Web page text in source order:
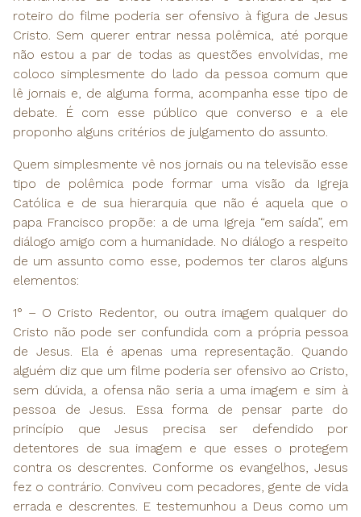
roteiro do filme poderia ser ofensivo à figura de Jesus
Cristo. Sem querer entrar nessa polêmica, até porque
não estou a par de todas as questões envolvidas, me
coloco simplesmente do lado da pessoa comum que
lê jornais e, de alguma forma, acompanha esse tipo de
debate. É com esse público que converso e a ele
proponho alguns critérios de julgamento do assunto.
Quem simplesmente vê nos jornais ou na televisão esse
tipo de polêmica pode formar uma visão da Igreja
Católica e de sua hierarquia que não é aquela que o
papa Francisco propõe: a de uma Igreja “em saída”, em
diálogo amigo com a humanidade. No diálogo a respeito
de um assunto como esse, podemos ter claros alguns
elementos:
1° – O Cristo Redentor, ou outra imagem qualquer do
Cristo não pode ser confundida com a própria pessoa
de Jesus. Ela é apenas uma representação. Quando
alguém diz que um filme poderia ser ofensivo ao Cristo,
sem dúvida, a ofensa não seria a uma imagem e sim à
pessoa de Jesus. Essa forma de pensar parte do
princípio que Jesus precisa ser defendido por
detentores de sua imagem e que esses o protegem
contra os descrentes. Conforme os evangelhos, Jesus
fez o contrário. Conviveu com pecadores, gente de vida
errada e descrentes. E testemunhou a Deus como um